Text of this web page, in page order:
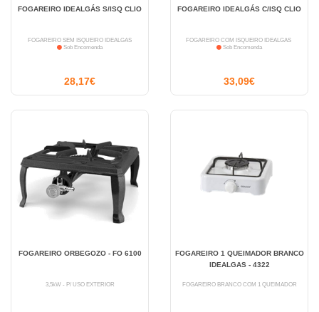
FOGAREIRO IDEALGÁS S/ISQ CLIO
FOGAREIRO SEM ISQUEIRO IDEALGÁS
Sob Encomenda
28,17€
FOGAREIRO IDEALGÁS C/ISQ CLIO
FOGAREIRO COM ISQUEIRO IDEALGÁS
Sob Encomenda
33,09€
FOGAREIRO ORBEGOZO - FO 6100
3,5kW - P/ USO EXTERIOR
FOGAREIRO 1 QUEIMADOR BRANCO
IDEALGAS - 4322
FOGAREIRO BRANCO COM 1 QUEIMADOR